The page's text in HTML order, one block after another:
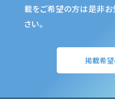
載をご希望の方は是非
さい。
掲載希